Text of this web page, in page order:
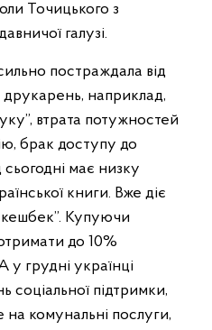
Точицького з
галузі.
постраждала від
наприклад,
втрата потужностей
брак доступу до
має низку
книги. Вже діє
Купуючи
до 10%
у грудні українці
соціальної підтримки,
комунальні послуги,